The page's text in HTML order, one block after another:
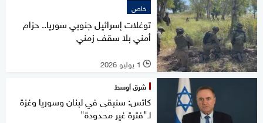
خاص
توغلات إسرائيل جنوبي سوريا.. حزام
أمني بلا سقف زمني
l 1 يوليو 2026
شرق أوسط
كاتس: سنبقى في لبنان وسوريا وغزة
لـ"فترة غير محدودة"